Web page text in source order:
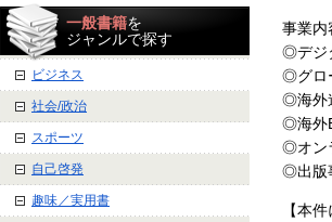
事業内
◎デジ
◎グロ
◎海外
◎海外
◎オン
◎出版
【本
一般書籍を
ジャンルで探す
ビジネス
社会/政治
スポーツ
自己啓発
趣味／実用書